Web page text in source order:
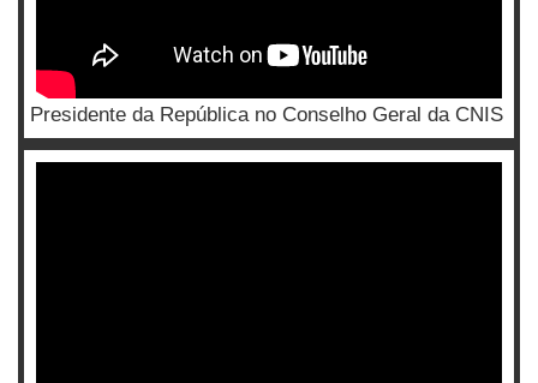
Presidente da República no Conselho Geral da CNIS